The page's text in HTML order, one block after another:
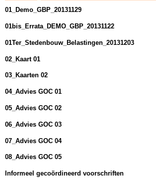
01_Demo_GBP_20131129
01bis_Errata_DEMO_GBP_20131122
01Ter_Stedenbouw_Belastingen_20131203
02_Kaart 01
03_Kaarten 02
04_Advies GOC 01
05_Advies GOC 02
06_Advies GOC 03
07_Advies GOC 04
08_Advies GOC 05
Informeel gecoördineerd voorschriften